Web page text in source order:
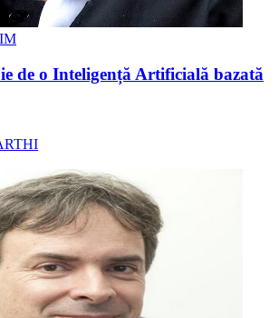
de o Inteligență Artificială bazată